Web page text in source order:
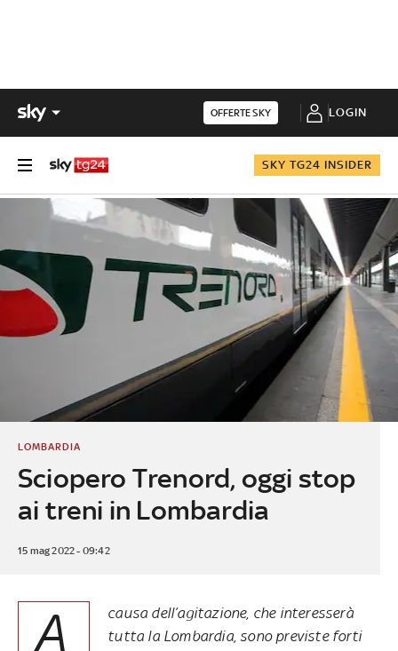
OFFERTE SKY LOGIN
SKY TG24 INSIDER
Sciopero Trenord, oggi stop
ai treni in Lombardia
LOMBARDIA
15 mag 2022 - 09:42
A
causa dell’agitazione, che interesserà
tutta la Lombardia, sono previste forti